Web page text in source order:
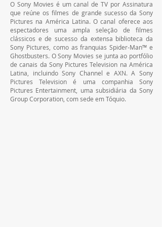
O Sony Movies é um canal de TV por Assinatura
que reúne os filmes de grande sucesso da Sony
Pictures na América Latina. O canal oferece aos
espectadores uma ampla seleção de filmes
clássicos e de sucesso da extensa biblioteca da
Sony Pictures, como as franquias Spider-Man™ e
Ghostbusters. O Sony Movies se junta ao portfólio
de canais da Sony Pictures Television na América
Latina, incluindo Sony Channel e AXN. A Sony
Pictures Television é uma companhia Sony
Pictures Entertainment, uma subsidiária da Sony
Group Corporation, com sede em Tóquio.